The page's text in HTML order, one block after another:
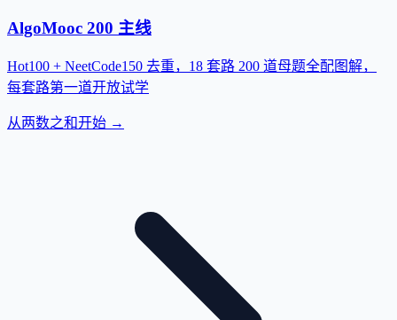
AlgoMooc 200 主线
Hot100 + NeetCode150 去重，18 套路 200 道母题全配图解，
每套路第一道开放试学
从两数之和开始 →